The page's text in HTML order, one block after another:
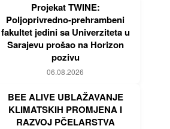
Projekat TWINE:
Poljoprivredno-prehrambeni
fakultet jedini sa Univerziteta u
Sarajevu prošao na Horizon
pozivu
06.08.2026
BEE ALIVE UBLAŽAVANJE
KLIMATSKIH PROMJENA I
RAZVOJ PČELARSTVA